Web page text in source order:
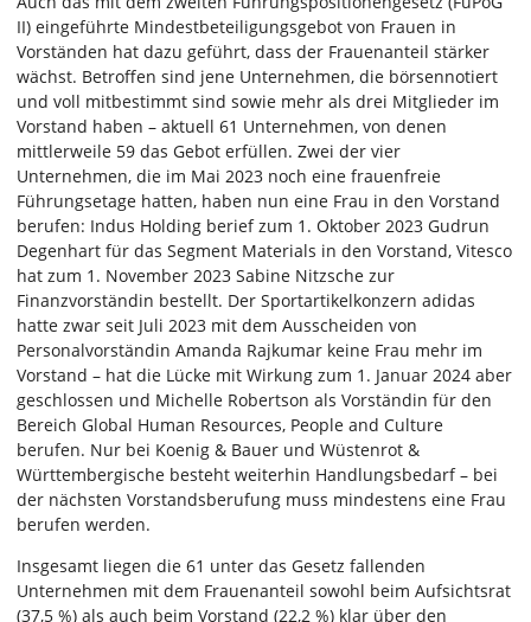
II) eingeführte Mindestbeteiligungsgebot von Frauen in
Vorständen hat dazu geführt, dass der Frauenanteil stärker
wächst. Betroffen sind jene Unternehmen, die börsennotiert
und voll mitbestimmt sind sowie mehr als drei Mitglieder im
Vorstand haben – aktuell 61 Unternehmen, von denen
mittlerweile 59 das Gebot erfüllen. Zwei der vier
Unternehmen, die im Mai 2023 noch eine frauenfreie
Führungsetage hatten, haben nun eine Frau in den Vorstand
berufen: Indus Holding berief zum 1. Oktober 2023 Gudrun
Degenhart für das Segment Materials in den Vorstand, Vitesco
hat zum 1. November 2023 Sabine Nitzsche zur
Finanzvorständin bestellt. Der Sportartikelkonzern adidas
hatte zwar seit Juli 2023 mit dem Ausscheiden von
Personalvorständin Amanda Rajkumar keine Frau mehr im
Vorstand – hat die Lücke mit Wirkung zum 1. Januar 2024 aber
geschlossen und Michelle Robertson als Vorständin für den
Bereich Global Human Resources, People and Culture
berufen. Nur bei Koenig & Bauer und Wüstenrot &
Württembergische besteht weiterhin Handlungsbedarf – bei
der nächsten Vorstandsberufung muss mindestens eine Frau
berufen werden.
Insgesamt liegen die 61 unter das Gesetz fallenden
Unternehmen mit dem Frauenanteil sowohl beim Aufsichtsrat
(37,5 %) als auch beim Vorstand (22,2 %) klar über den